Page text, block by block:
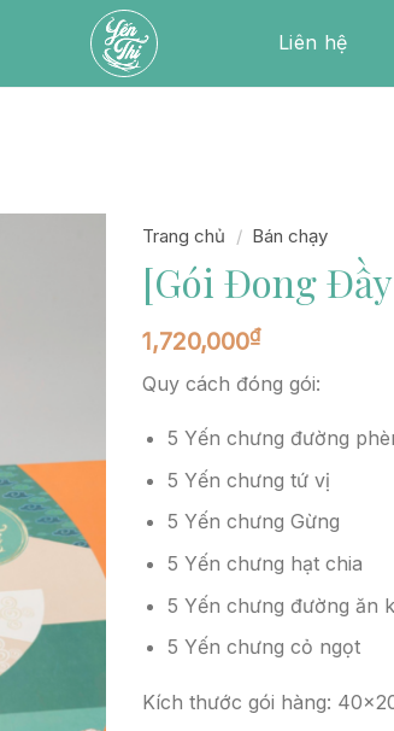
Liên hệ
Trang chủ / Bán chạy
[Gói Đong
1,720,000₫
Quy cách đóng gói:
5 Yến chưng đường
5 Yến chưng tứ vị
5 Yến chưng Gừng
5 Yến chưng hạt chia
5 Yến chưng đường ăn
5 Yến chưng cỏ ngọt
Kích thước gói hàng: